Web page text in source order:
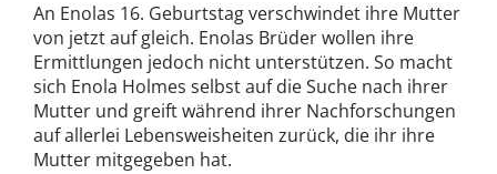
An Enolas 16. Geburtstag verschwindet ihre Mutter
von jetzt auf gleich. Enolas Brüder wollen ihre
Ermittlungen jedoch nicht unterstützen. So macht
sich Enola Holmes selbst auf die Suche nach ihrer
Mutter und greift während ihrer Nachforschungen
auf allerlei Lebensweisheiten zurück, die ihr ihre
Mutter mitgegeben hat.